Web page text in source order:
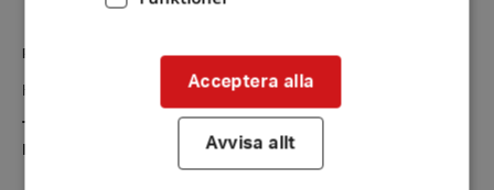
Hörselskadades Riksförbund (HRF)
Tel:
Acceptera alla
Avvisa allt